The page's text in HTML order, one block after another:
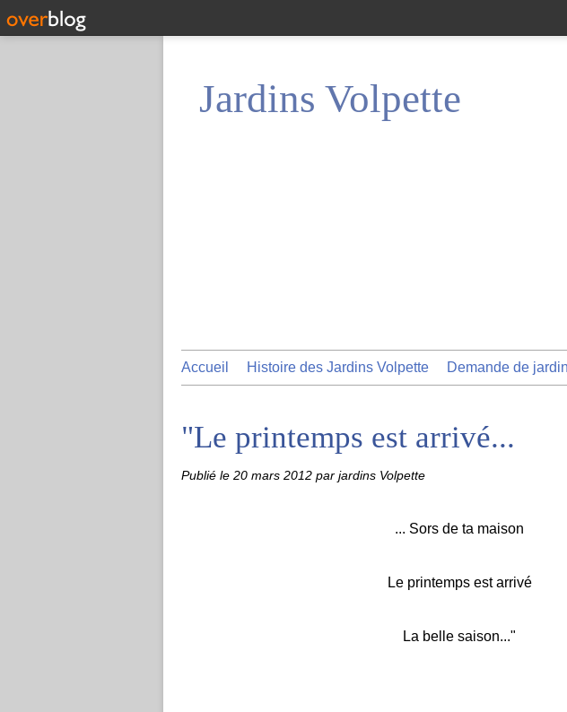
Jardins Volpette
Accueil Histoire des Jardins Volpette Demande de jardin
"Le printemps est arrivé...
Publié le 20 mars 2012 par jardins Volpette
... Sors de ta maison
Le printemps est arrivé
La belle saison..."